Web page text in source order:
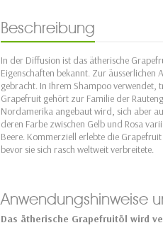
Beschreibung
In der Diffusion ist das ätherische
Eigenschaften bekannt. Zur
gebracht. In Ihrem Shampoo verwendet,
Grapefruit gehört zur Familie der
Nordamerika angebaut wird, sich aber
deren Farbe zwischen Gelb und Rosa
Beere. Kommerziell erlebte die
bevor sie sich rasch weltweit verbreitete.
Anwendungshinweise
Das ätherische Grapefruitöl wird